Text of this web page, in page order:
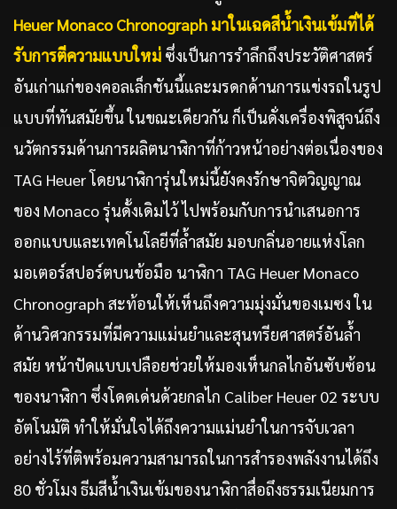
Heuer Monaco Chronograph มาในเฉดสีน้ำเงินเข้มที่ได้
รับการตีความแบบใหม่ ซึ่งเป็นการรำลึกถึงประวัติศาสตร์
อันเก่าแก่ของคอลเล็กชันนี้และมรดกด้านการแข่งรถในรูป
แบบที่ทันสมัยขึ้น ในขณะเดียวกัน ก็เป็นดั่งเครื่องพิสูจน์ถึง
นวัตกรรมด้านการผลิตนาฬิกาที่ก้าวหน้าอย่างต่อเนื่องของ
TAG Heuer โดยนาฬิการุ่นใหม่นี้ยังคงรักษาจิตวิญญาณ
ของ Monaco รุ่นดั้งเดิมไว้ ไปพร้อมกับการนำเสนอการ
ออกแบบและเทคโนโลยีที่ล้ำสมัย มอบกลิ่นอายแห่งโลก
มอเตอร์สปอร์ตบนข้อมือ นาฬิกา TAG Heuer Monaco
Chronograph สะท้อนให้เห็นถึงความมุ่งมั่นของเมซง ใน
ด้านวิศวกรรมที่มีความแม่นยำและสุนทรียศาสตร์อันล้ำ
สมัย หน้าปัดแบบเปลือยช่วยให้มองเห็นกลไกอันซับซ้อน
ของนาฬิกา ซึ่งโดดเด่นด้วยกลไก Caliber Heuer 02 ระบบ
อัตโนมัติ ทำให้มั่นใจได้ถึงความแม่นยำในการจับเวลา
อย่างไร้ที่ติพร้อมความสามารถในการสำรองพลังงานได้ถึง
80 ชั่วโมง ธีมสีน้ำเงินเข้มของนาฬิกาสื่อถึงธรรมเนียมการ